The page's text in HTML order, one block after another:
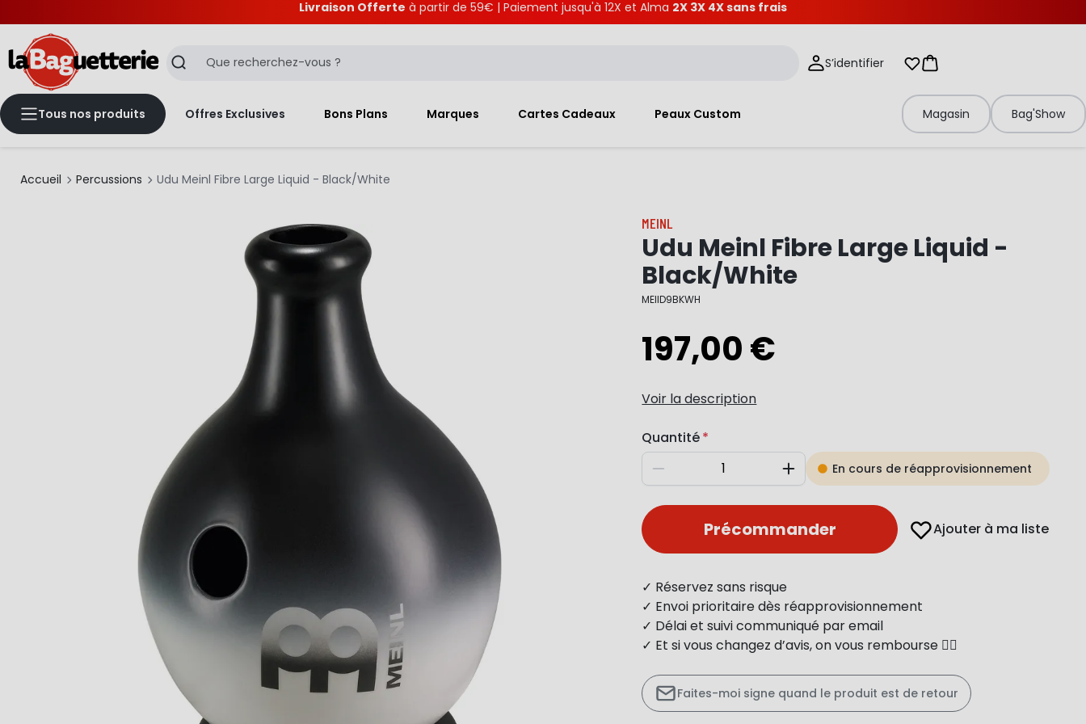
Livraison Offerte à partir de 59€ | Paiement jusqu'à 12X et Alma 2X 3X 4X sans frais
Recherche S’identifier Mes listes d'envies
Panier
Tous nos produits Offres Exclusives Bons Plans Marques Cartes Cadeaux Peaux Custom Magasin Bag'Show
Accueil Percussions Udu Meinl Fibre Large Liquid - Black/White
MEINL
Udu Meinl Fibre Large Liquid -
Black/White
MEIID9BKWH
197,00 €
Voir la description
Quantité
Diminuer AugmenterEn cours de réapprovisionnement
Précommander Ajouter à ma liste
✓ Réservez sans risque
✓ Envoi prioritaire dès réapprovisionnement
✓ Délai et suivi communiqué par email
✓ Et si vous changez d’avis, on vous rembourse 👍🏻
Faites-moi signe quand le produit est de retour